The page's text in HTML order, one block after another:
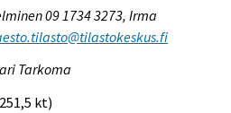
09 1734 3273, Irma
Tarkoma
kt)